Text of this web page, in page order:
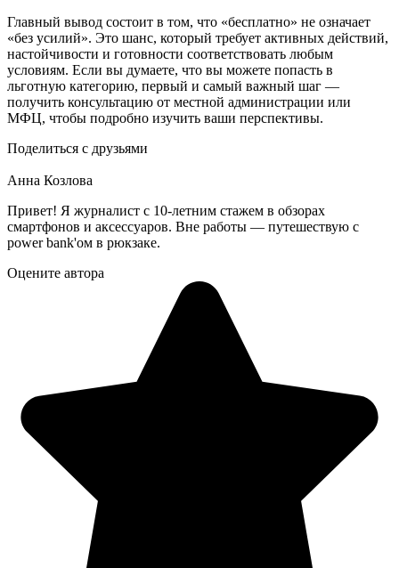
Главный вывод состоит в том, что «бесплатно» не означает
«без yсилий». Это шанс, который требует активных действий,
настойчивости и готовности соответствовать любым
условиям. Если вы думаете, что вы можете попасть в
льготную категорию, первый и самый важный шаг —
получить консультацию от местной администрации или
МФЦ, чтобы подробно изучить ваши перспективы.
Поделиться с друзьями
Анна Козлова
Привет! Я журналист с 10-летним стажем в обзорах
смартфонов и аксессуаров. Вне работы — путешествую с
power bank'ом в рюкзаке.
Оцените автора